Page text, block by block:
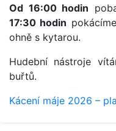
Od 16:00 hodin
17:30 hodin
ohně s kytarou.
Hudební nástroje
buřtů.
Kácení máje 2026 –